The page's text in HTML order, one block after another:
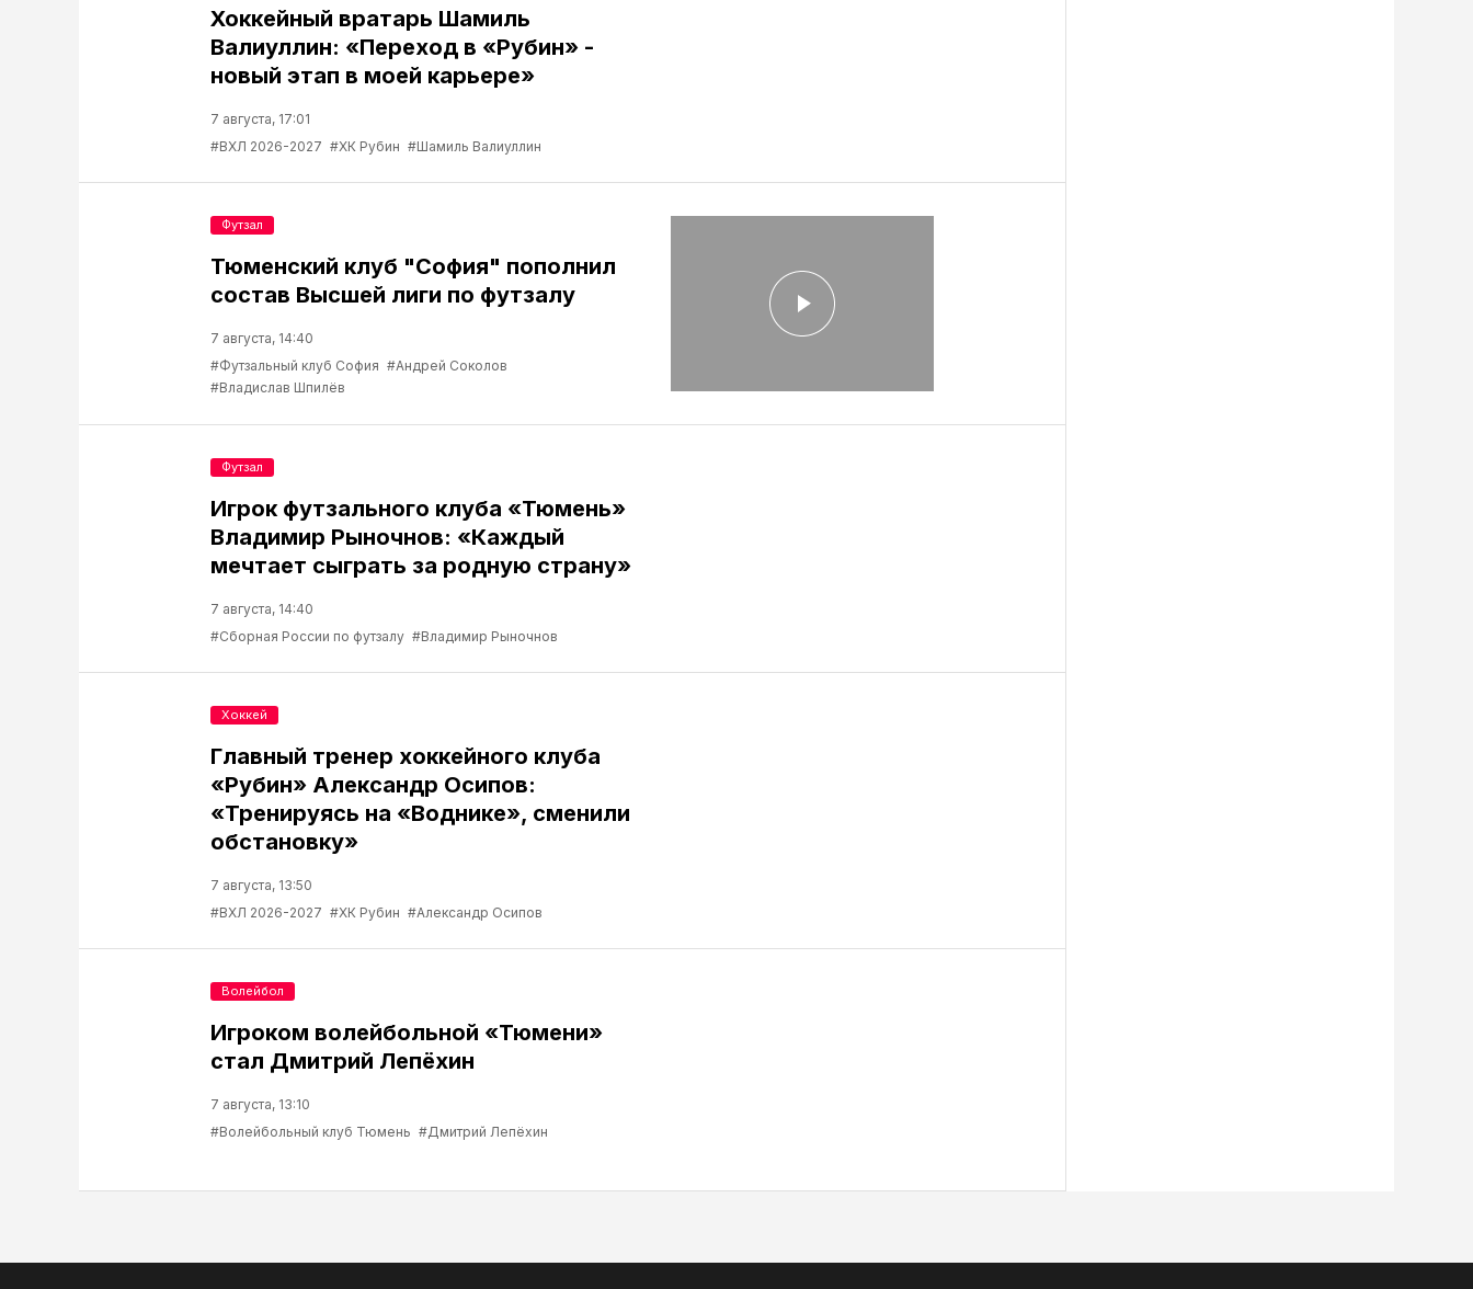
Хоккейный вратарь Шамиль
Валиуллин: «Переход в «Рубин» -
новый этап в моей карьере»
7 августа, 17:01
#ВХЛ 2026-2027 #ХК Рубин #Шамиль Валиуллин
Тюменский клуб "София" пополнил
состав Высшей лиги по футзалу
7 августа, 14:40
#Футзальный клуб София #Андрей Соколов
#Владислав Шпилёв
Футзал
Игрок футзального клуба «Тюмень»
Владимир Рыночнов: «Каждый
мечтает сыграть за родную страну»
7 августа, 14:40
#Сборная России по футзалу #Владимир Рыночнов
Футзал
Главный тренер хоккейного клуба
«Рубин» Александр Осипов:
«Тренируясь на «Воднике», сменили
обстановку»
7 августа, 13:50
#ВХЛ 2026-2027 #ХК Рубин #Александр Осипов
Хоккей
Игроком волейбольной «Тюмени»
стал Дмитрий Лепёхин
7 августа, 13:10
#Волейбольный клуб Тюмень #Дмитрий Лепёхин
Волейбол